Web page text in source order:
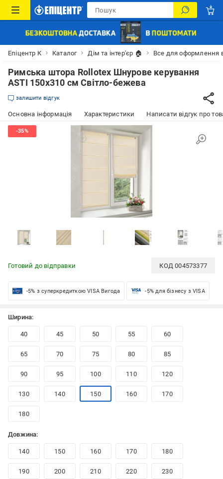
Епіцентр К Каталог Дім та інтер'єр 🏠 Все для оформлення
Римська штора Rollotex Шнурове керування
ASTI 150x310 см Світло-бежева
залишити відгук
Основна інформація Характеристики Написати відгук про
Готовий до відправки КОД004573377
-5% з суперкредиткою VISA Вигода -5% для бізнесу з VISA
Ширина:
40 45 50 55 60
65 70 75 80 85
90 95 100 110 120
130 140 150 160 170
180
Довжина:
140 150 160 170 180
190 200 210 220 230